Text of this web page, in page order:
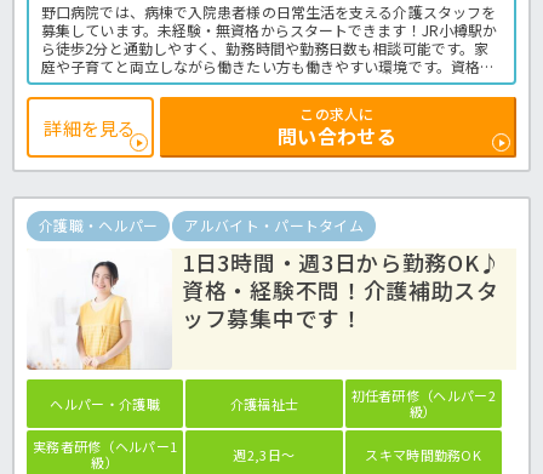
野口病院では、病棟で入院患者様の日常生活を支える介護スタッフを
募集しています。未経験・無資格からスタートできます！JR小樽駅か
ら徒歩2分と通勤しやすく、勤務時間や勤務日数も相談可能です。家
庭や子育てと両立しながら働きたい方も働きやすい環境です。資格取
得支援制度もあるのでスキルアップしたい方にもおすすめの求人で
す。ぜひお気軽にほっ介護までお問い合わせくださいね。＜介護職
パート 病院の求人＞
詳細を見る
この求人に
問い合わせる
介護職・ヘルパー アルバイト・パートタイム
1日3時間・週3日から勤務OK♪
資格・経験不問！介護補助スタ
ッフ募集中です！
ヘルパー・介護職 介護福祉士
初任者研修（ヘルパー2
級）
実務者研修（ヘルパー1
級）
週2,3日～ スキマ時間勤務OK